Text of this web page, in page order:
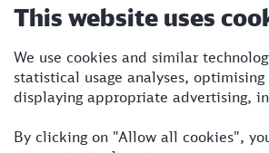
13:29
Hamburg Hbf
14.08.26
11:31
5:28